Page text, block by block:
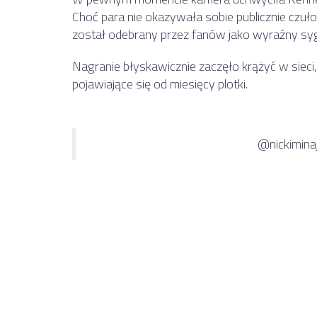
Choć para nie okazywała sobie publicznie
został odebrany przez fanów jako wyraźny
Nagranie błyskawicznie zaczęło krążyć w
pojawiające się od miesięcy plotki.